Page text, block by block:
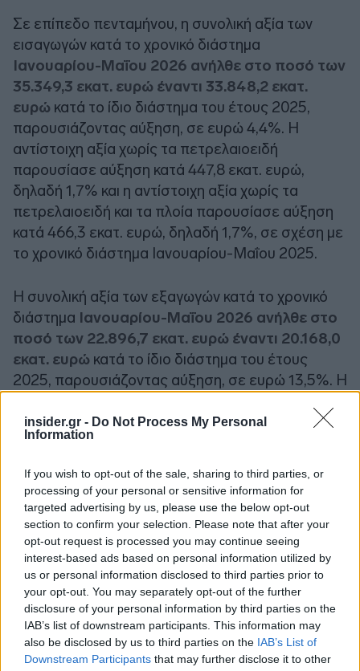
insider.gr - Do Not Process My Personal
Information
If you wish to opt-out of the sale, sharing to third parties, or
processing of your personal or sensitive information for
targeted advertising by us, please use the below opt-out
section to confirm your selection. Please note that after your
opt-out request is processed you may continue seeing
interest-based ads based on personal information utilized by
us or personal information disclosed to third parties prior to
your opt-out. You may separately opt-out of the further
disclosure of your personal information by third parties on the
IAB’s list of downstream participants. This information may
also be disclosed by us to third parties on the IAB’s List of
Downstream Participants that may further disclose it to other
Σε επίπεδο πενταμήνου, η συνολική αξία των
εισαγωγών κατά το χρονικό διάστημα
Ιανουαρίου-Μαΐου 2026 ανήλθε στο ποσό των
35.349,3 εκατ. ευρώ έναντι 33.848,2 εκατ.
ευρώ κατά το ίδιο διάστημα του έτους 2025,
παρουσιάζοντας αύξηση, σε ευρώ 4,4%. Η
αντίστοιχη αξία χωρίς τα πετρελαιοειδή
παρουσίασε αύξηση κατά 447,8 εκατ. ευρώ,
δηλαδή 1,7% και η αντίστοιχη αξία χωρίς τα
πετρελαιοειδή και τα πλοία παρουσίασε αύξηση
κατά 466,3 εκατ. ευρώ, δηλαδή 1,7%, σε σχέση με
το χρονικό διάστημα Ιανουαρίου-Μαΐου 2025.
Η συνολική αξία των εξαγωγών κατά το χρονικό
διάστημα Ιανουαρίου-Μαΐου 2026 ανήλθε στο
ποσό των 22.896,7 εκατ. ευρώ έναντι 20.168,0
εκατ. ευρώ κατά το ίδιο διάστημα του έτους
2025, παρουσιάζοντας αύξηση, σε ευρώ 13,5%. Η
παρουσίασε αύξηση κατά 706,9 εκατ. ευρώ,
δηλαδή 4,5% και η αντίστοιχη αξία χωρίς τα
κατά 678,2 εκατ. ευρώ, δηλαδή 4,3%, σε σχέση με
το χρονικό διάστημα Ιανουαρίου-Μαΐου 2025.